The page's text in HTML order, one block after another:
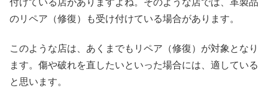
のリペア（修復）も受け付けている場合があります。
このような店は、あくまでもリペア（修復）が対象となり
ます。傷や破れを直したいといった場合には、適している
と思います。